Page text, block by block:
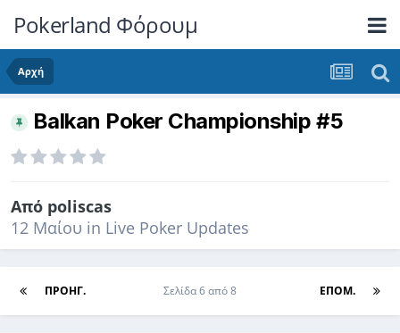
Pokerland Φόρουμ
Αρχή
Balkan Poker Championship #5
Από poliscas
12 Μαίου in Live Poker Updates
ΠΡΟΗΓ. ΕΠΌΜ.
Σελίδα 6 από 8